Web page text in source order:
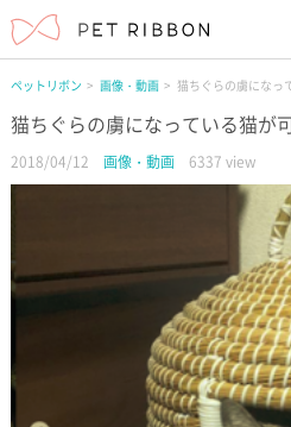
ペットリボン 画像・動画 猫ちぐらの虜になっ
猫ちぐらの虜になっている猫が
2018/04/12 画像・動画 6337 view